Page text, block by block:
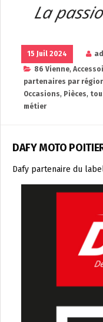
15 Juil 2024
86 Vienne,
partenaires par
Occasions, Pièces,
métier
DAFY MOTO
Dafy partenaire du